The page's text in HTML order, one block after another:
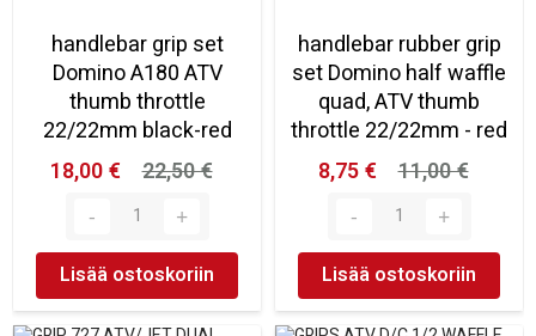
handlebar grip set
Domino A180 ATV
thumb throttle
22/22mm black-red
18,00 €
22,50 €
Lisää ostoskoriin
handlebar rubber grip
set Domino half waffle
quad, ATV thumb
throttle 22/22mm - red
8,75 €
11,00 €
Lisää ostoskoriin